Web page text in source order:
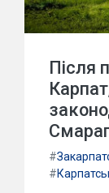
Після
#
#